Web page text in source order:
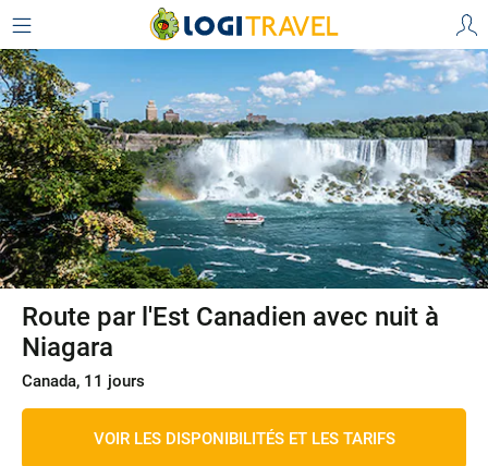
Route par l'Est Canadien avec nuit à
Niagara
Canada, 11 jours
VOIR LES DISPONIBILITÉS ET LES TARIFS